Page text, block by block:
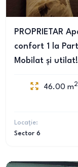
PROPRIETAR
confort 1 la
Mobilat și
46.00 m2
Locație:
Sector 6